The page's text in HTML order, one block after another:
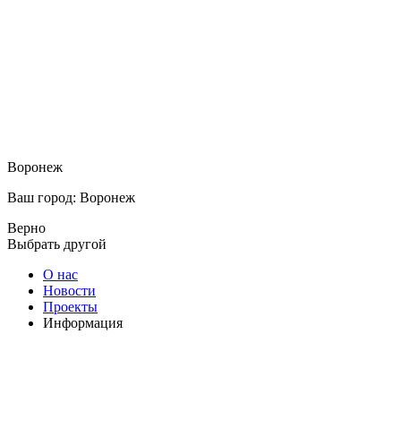
Воронеж
Ваш город: Воронеж
Верно
Выбрать другой
О нас
Новости
Проекты
Информация